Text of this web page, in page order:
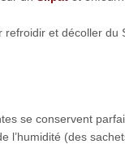
refroidir et décoller du
se conservent
l’humidité (des